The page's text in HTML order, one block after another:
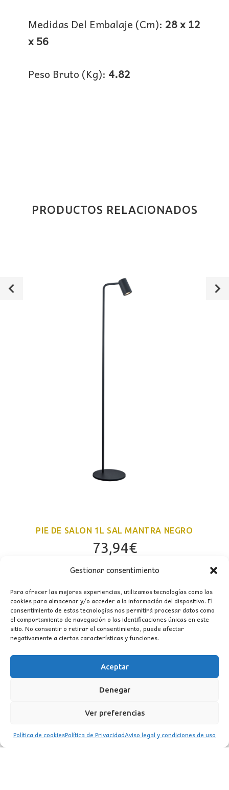
Gestionar consentimiento
Para ofrecer las mejores experiencias, utilizamos tecnologías como las
cookies para almacenar y/o acceder a la información del dispositivo. El
consentimiento de estas tecnologías nos permitirá procesar datos como
el comportamiento de navegación o las identificaciones únicas en este
sitio. No consentir o retirar el consentimiento, puede afectar
negativamente a ciertas características y funciones.
Aceptar
Denegar
Ver preferencias
Política de cookiesPolítica de PrivacidadAviso legal y condiciones de uso
Medidas Del Embalaje (Cm): 28 x 12
x 56
Peso Bruto (Kg): 4.82
PRODUCTOS RELACIONADOS
PIE DE SALON 1L SAL MANTRA NEGRO
73,94€
WhatsApp
TikTok
Instagram